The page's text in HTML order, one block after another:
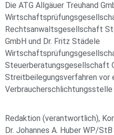
Die ATG Allgäuer Treuhand
Rechtsanwaltsgesellschaft
GmbH und Dr. Fritz Städele
Steuerberatungsgesellschaft
Streitbeilegungsverfahren vor
Redaktion (verantwortlich),
Dr. Johannes A. Huber WP/StB